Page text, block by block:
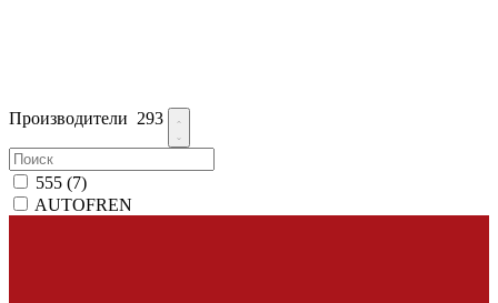
Производители 293
555 (7)
AUTOFREN